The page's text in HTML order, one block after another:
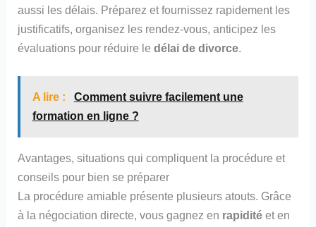
aussi les délais. Préparez et fournissez rapidement les
justificatifs, organisez les rendez‑vous, anticipez les
évaluations pour réduire ledélai de divorce
A lire :
Comment suivre facilement une
formation en ligne ?
Avantages, situations qui compliquent la procédure et
conseils pour bien se préparer
La procédure amiable présente plusieurs atouts. Grâce
à la négociation directe, vous gagnez en rapidité et en